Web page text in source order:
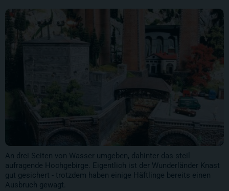
An drei Seiten von Wasser umgeben, dahinter das steil
aufragende Hochgebirge. Eigentlich ist der Wunderländer Knast
gut gesichert - trotzdem haben einige Häftlinge bereits einen
Ausbruch gewagt.